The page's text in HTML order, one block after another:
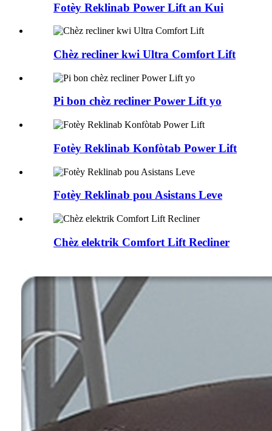
Fotèy Reklinab Power Lift an Kui
Chèz recliner kwi Ultra Comfort Lift
Pi bon chèz recliner Power Lift yo
Fotèy Reklinab Konfòtab Power Lift
Fotèy Reklinab pou Asistans Leve
Chèz elektrik Comfort Lift Recliner